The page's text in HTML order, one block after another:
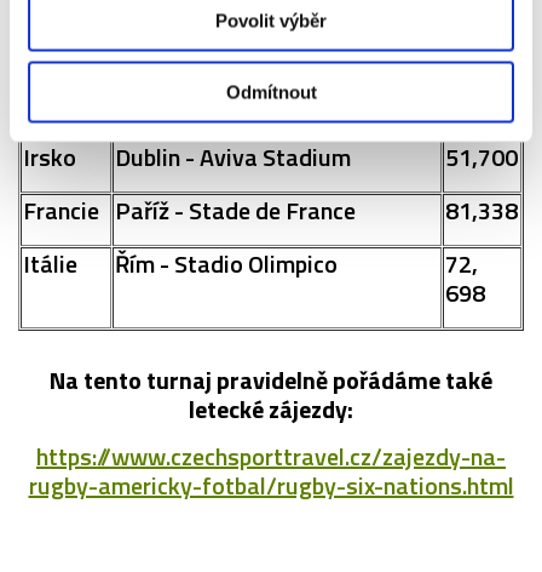
Povolit výběr
Odmítnout
Wales Cardiff - Millennium Stadium 74,
Irsko
Dublin - Aviva Stadium
51,700
Francie Paříž - Stade de France
81,338
Itálie
Řím - Stadio Olimpico 72,
698
Na tento turnaj pravidelně pořádáme také
letecké zájezdy:
https://www.czechsporttravel.cz/zajezdy-na-
rugby-americky-fotbal/rugby-six-nations.html